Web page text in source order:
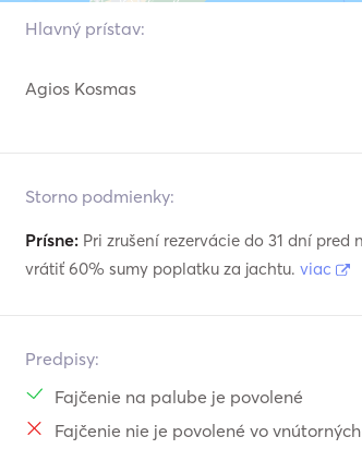
Hlavný prístav:
Agios Kosmas
Storno podmienky:
Prísne: Pri zrušení rezervácie do 31 dní
vrátiť 60% sumy poplatku za jachtu. viac
Predpisy:
Fajčenie na palube je povolené
Fajčenie nie je povolené vo